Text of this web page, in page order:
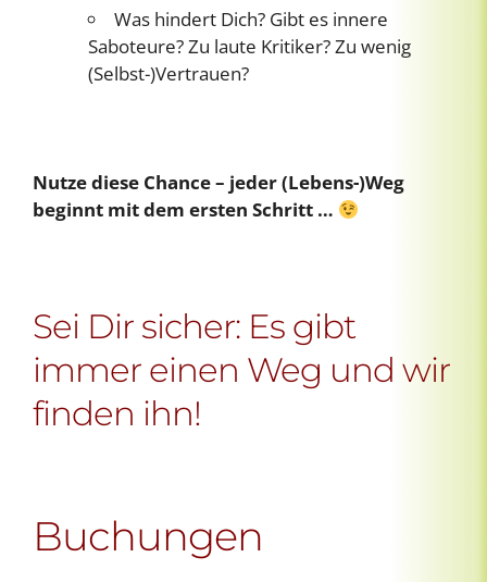
Was hindert Dich? Gibt es innere
Saboteure? Zu laute Kritiker? Zu wenig
(Selbst-)Vertrauen?
Nutze diese Chance – jeder (Lebens-)Weg
beginnt mit dem ersten Schritt …
Sei Dir sicher: Es gibt
immer einen Weg und wir
finden ihn!
Buchungen